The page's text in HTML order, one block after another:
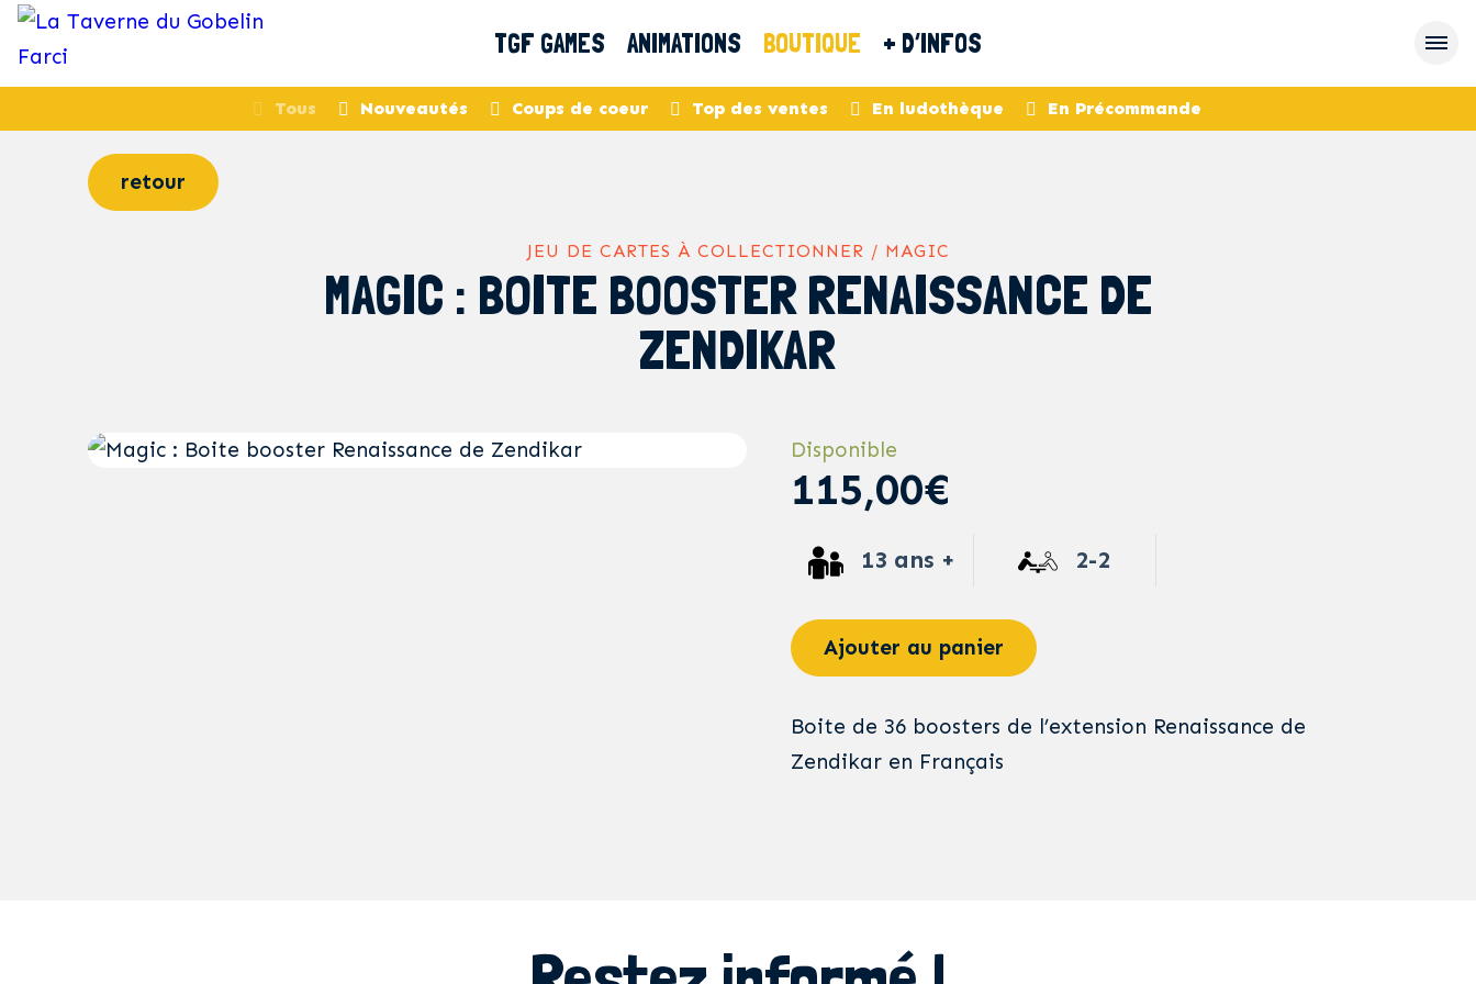
TGF GAMES ANIMATIONS BOUTIQUE + D’INFOS
Tous Nouveautés Coups de coeur Top des ventes En ludothèque En Précommande
retour
JEU DE CARTES À COLLECTIONNER / MAGIC
MAGIC : BOITE BOOSTER RENAISSANCE DE
ZENDIKAR
Disponible
115,00€
13 ans + 2-2
Ajouter au panier
Boite de 36 boosters de l’extension Renaissance de
Zendikar en Français